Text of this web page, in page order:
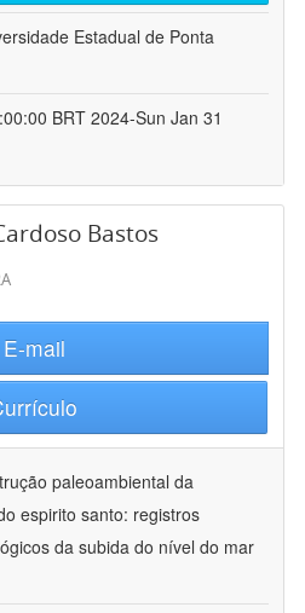
Estadual de Ponta
BRT 2024-Sun Jan 31
Bastos
E-mail
paleoambiental da
espirito santo: registros
da subida do nível do mar